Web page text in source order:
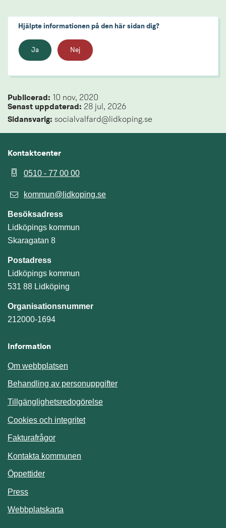
Hjälpte informationen på den här sidan dig?
Ja Nej
Publicerad:
10 nov, 2020
Senast uppdaterad: 28 jul, 2026
Sidansvarig: socialvalfard@lidkoping.se
Kontaktcenter
0510 - 77 00 00
kommun@lidkoping.se
Besöksadress
Lidköpings kommun
Skaragatan 8
Postadress
Lidköpings kommun
531 88 Lidköping
Organisationsnummer
212000-1694
Information
Om webbplatsen
Behandling av personuppgifter
Tillgänglighetsredogörelse
Cookies och integritet
Fakturafrågor
Kontakta kommunen
Öppettider
Press
Webbplatskarta